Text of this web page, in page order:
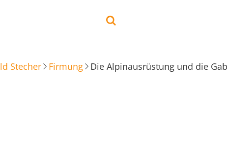
Stecher Firmung Die Alpinausrüstung und die